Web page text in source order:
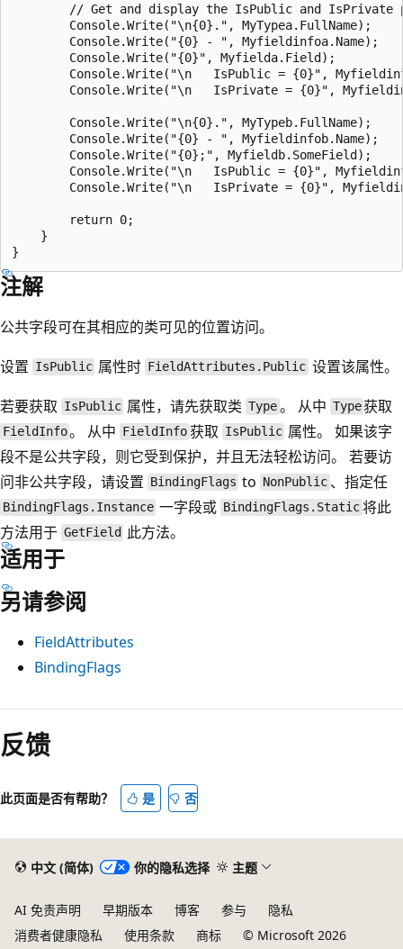
// Get and display the IsPublic and IsPrivate
        Console.Write("\n{0}.", MyTypea.FullName);
        Console.Write("{0} - ", Myfieldinfoa.Name);
        Console.Write("{0}", Myfielda.Field);
Console.Write("\n   IsPublic = {0}",
Console.Write("\n   IsPrivate = {0}",
        Console.Write("\n{0}.", MyTypeb.FullName);
        Console.Write("{0} - ", Myfieldinfob.Name);
        Console.Write("{0};", Myfieldb.SomeField);
Console.Write("\n   IsPublic = {0}",
Console.Write("\n   IsPrivate = {0}",
        return 0;
    }
注解
公共字段可在其相应的类可见的位置访问。
设置 IsPublic 属性时 FieldAttributes.Public设置该属性。
若要获取 IsPublic 属性，请先获取类Type。 从中 Type获取
FieldInfo。 从中 FieldInfo获取 IsPublic 属性。 如果该字
段不是公共字段，则它受到保护，并且无法轻松访问。 若要访
问非公共字段，请设置 BindingFlags to NonPublic 、指定任
BindingFlags.Instance 一字段或 BindingFlags.Static将此
方法用于 GetField 此方法。
适用于
另请参阅
FieldAttributes
BindingFlags
阅
读
模
已
反馈
此页面是否有帮助？ 是 否
中文 (简体) 你的隐私选择 主题
AI 免责声明 早期版本 博客 参与
隐私
消费者健康隐私
使用条款 商标 © Microsoft 2026